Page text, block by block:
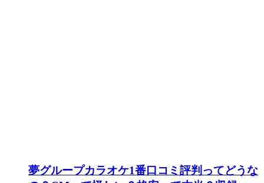
夢グループカラオケ1番口コミ評判ってどうな